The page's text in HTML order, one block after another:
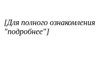
[Для полного
"подробнее"]